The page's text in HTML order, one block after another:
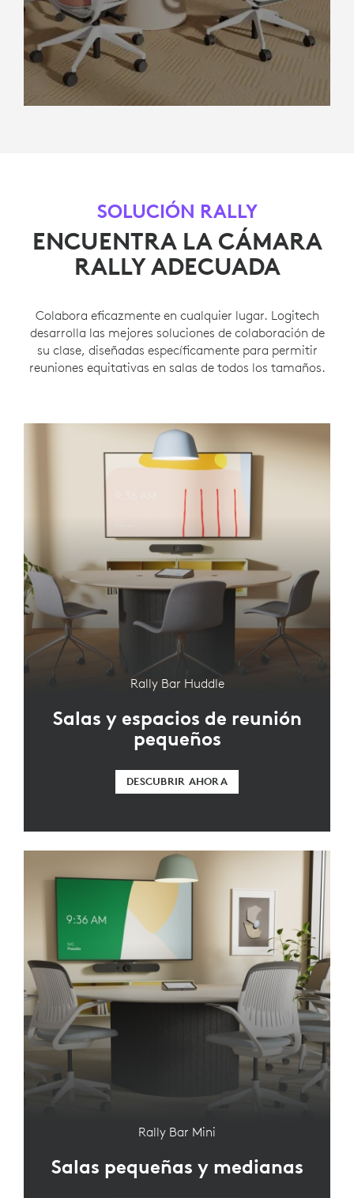
SOLUCIÓN RALLY
ENCUENTRA LA CÁMARA
RALLY ADECUADA
Colabora eficazmente en cualquier lugar. Logitech
desarrolla las mejores soluciones de colaboración de
su clase, diseñadas específicamente para permitir
reuniones equitativas en salas de todos los tamaños.
Rally Bar Huddle
Salas y espacios de reunión
pequeños
DESCUBRIR AHORA
Rally Bar Mini
Salas pequeñas y medianas